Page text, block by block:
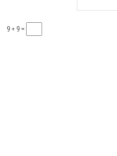
9 + 9 =